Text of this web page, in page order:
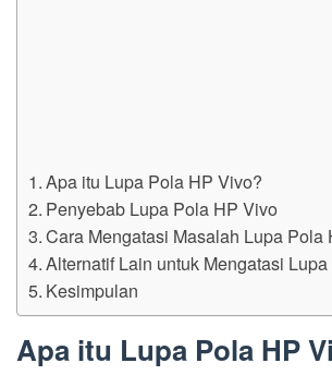
Apa itu Lupa Pola HP Vivo?
Penyebab Lupa Pola HP Vivo
Cara Mengatasi Masalah Lupa Pola
Alternatif Lain untuk Mengatasi
Kesimpulan
Apa itu Lupa Pola HP